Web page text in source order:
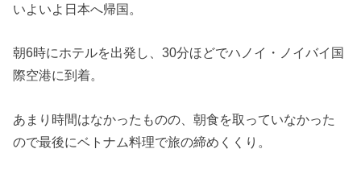
いよいよ日本へ帰国。
朝6時にホテルを出発し、30分ほどでハノイ・ノイバイ国
際空港に到着。
あまり時間はなかったものの、朝食を取っていなかった
ので最後にベトナム料理で旅の締めくくり。